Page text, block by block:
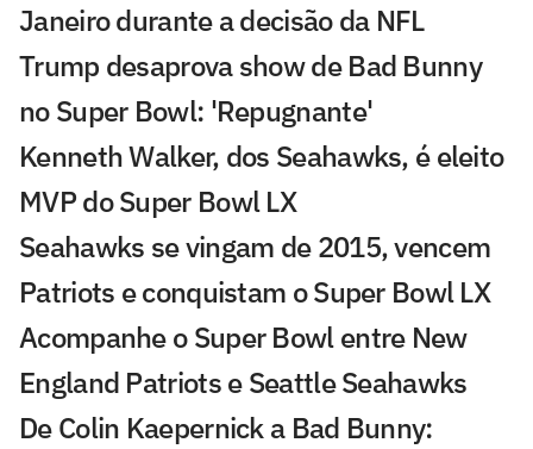
Janeiro durante a decisão da NFL
Trump desaprova show de Bad Bunny
no Super Bowl: 'Repugnante'
Kenneth Walker, dos Seahawks, é eleito
MVP do Super Bowl LX
Seahawks se vingam de 2015, vencem
Patriots e conquistam o Super Bowl LX
Acompanhe o Super Bowl entre New
England Patriots e Seattle Seahawks
De Colin Kaepernick a Bad Bunny: